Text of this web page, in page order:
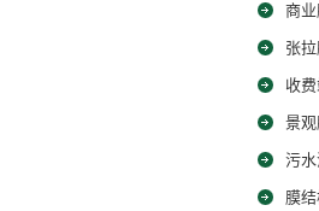
商
张
收
景
污
膜